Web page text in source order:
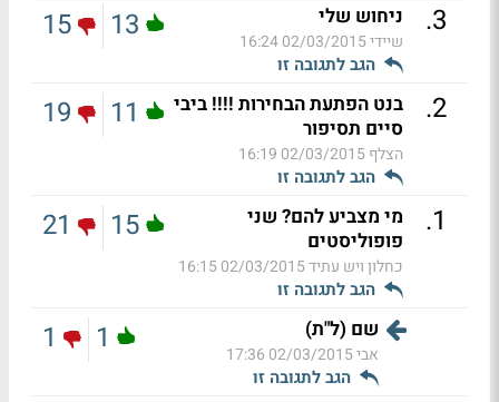
3
. ניחוש שלי
שיידי02/03/2015 16:24
הגב לתגובה זו
13
15
2
.
בנט הפתעת הבחירות !!!! ביבי
סיים תסיפור
הצלף02/03/2015 16:19
הגב לתגובה זו
11
19
1
.
מי מצביע להם? שני
פופוליסטים
כחלון ויש עתיד02/03/2015 16:15
הגב לתגובה זו
15
21
שם (ל"ת)
אבי02/03/2015 17:36
הגב לתגובה זו
1
1